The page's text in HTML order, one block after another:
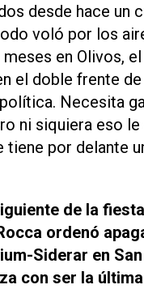
desde hace un
voló por los
en Olivos,
el doble frente de
Necesita
ni siquiera eso le
tiene por delante
de la
ordenó
Siderar en
con ser la